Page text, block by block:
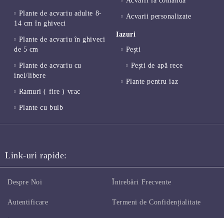
Plante de acvariu adulte 8-
14 cm în ghiveci
Plante de acvariu în ghiveci
de 5 cm
Plante de acvariu cu
inel/libere
Ramuri ( fire ) vrac
Plante cu bulb
Acvarii personalizate
Iazuri
Pești
Pești de apă rece
Plante pentru iaz
Link-uri rapide:
Despre Noi
Autentificare
Întrebări Frecvente
Termeni de Confidențialitate